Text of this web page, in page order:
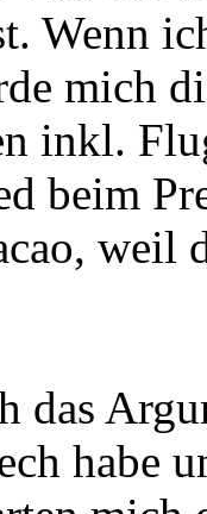
Wenn
mich
inkl.
beim
weil
das
habe